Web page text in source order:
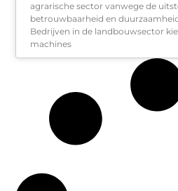
agrarische sector vanwege de
betrouwbaarheid en
Bedrijven in de landbouwsector
machines